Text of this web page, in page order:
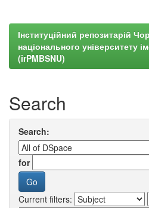
Інституційний репозитарій
національного університету
(irPMBSNU)
Search
Search:
for
Current filters: